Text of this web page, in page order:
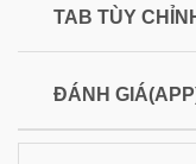
TAB TÙY
ĐÁNH